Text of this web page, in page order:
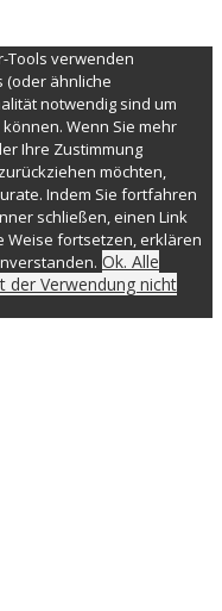
Tools verwenden
(oder ähnliche
notwendig sind um
Wenn Sie mehr
Ihre Zustimmung
möchten,
Indem Sie fortfahren
schließen, einen Link
Weise fortsetzen, erklären
Ok. Alle
der Verwendung nicht